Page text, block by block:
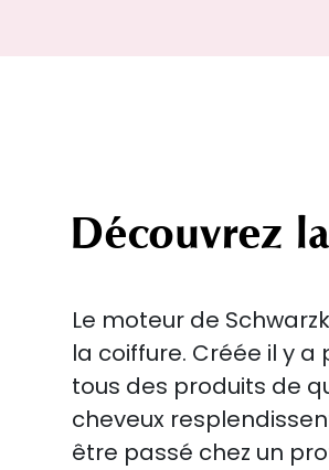
Découvrez
Le moteur de
la coiffure. Créée il y a
tous des produits de
cheveux
être passé chez un